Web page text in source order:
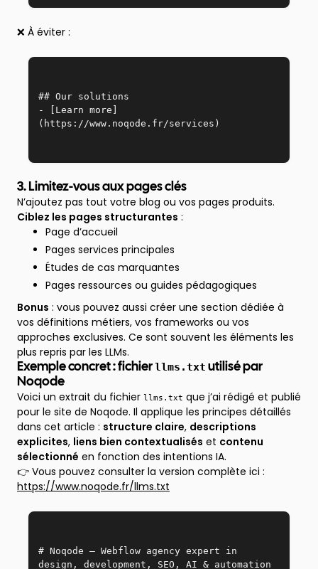
❌ À éviter :
## Our solutions
- [Learn more]
(https://www.noqode.fr/services)
3. Limitez-vous aux pages clés
N’ajoutez pas tout votre blog ou vos pages produits.
Ciblez les pages structurantes :
Page d’accueil
Pages services principales
Études de cas marquantes
Pages ressources ou guides pédagogiques
Bonus : vous pouvez aussi créer une section dédiée à
vos définitions métiers, vos frameworks ou vos
approches exclusives. Ce sont souvent les éléments les
plus repris par les LLMs.
Exemple concret : fichierllms.txt utilisé par
Noqode
Voici un extrait du fichier llms.txt que j’ai rédigé et publié
pour le site de Noqode. Il applique les principes détaillés
dans cet article : structure claire, descriptions
explicites, liens bien contextualisés et contenu
sélectionné en fonction des intentions IA.
👉 Vous pouvez consulter la version complète ici :
https://www.noqode.fr/llms.txt
# Noqode – Webflow agency expert in